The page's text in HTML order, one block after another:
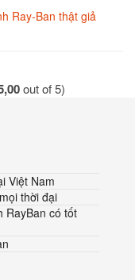
Ray-Ban thật giả
out of 5)
Việt Nam
thời đại
RayBan có tốt